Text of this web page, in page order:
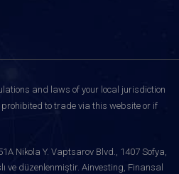
and laws of your local jurisdiction
to trade via this website or if
Nikola Y. Vaptsarov Blvd., 1407 Sofya,
ve düzenlenmiştir. Ainvesting, Finansal